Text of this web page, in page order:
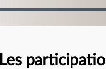
Les